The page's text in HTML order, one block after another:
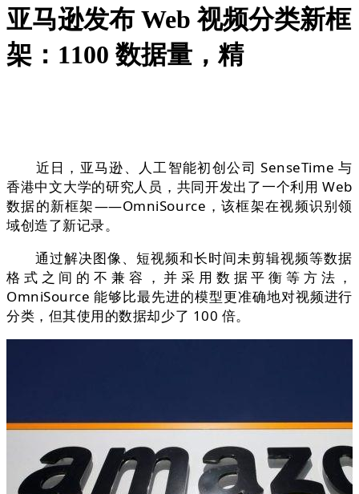
亚马逊发布 Web 视频分类新框
架：1100 数据量，精
近日，亚⻢逊、⼈⼯智能初创公司 SenseTime 与
⾹港中⽂⼤学的研究⼈员，共同开发出了⼀个利⽤ Web
数据的新框架——OmniSource，该框架在视频识别领
域创造了新记录。
通过解决图像、短视频和⻓时间未剪辑视频等数据
格式之间的不兼容，并采⽤数据平衡等方法，
OmniSource 能够⽐最先进的模型更准确地对视频进⾏
分类，但其使⽤的数据却少了 100 倍。